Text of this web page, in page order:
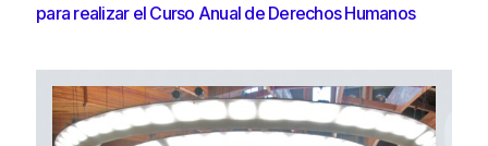
para realizar el Curso Anual de Derechos Humanos